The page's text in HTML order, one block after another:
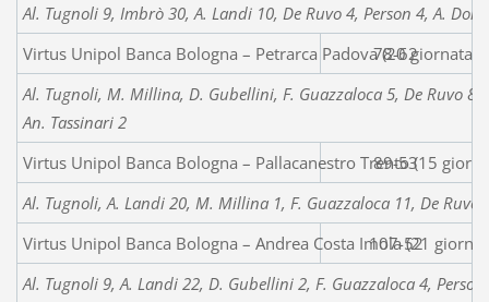
Al. Tugnoli 9, Imbrò 30, A. Landi 10, De Ruvo 4, Person 4, A.
Virtus Unipol Banca Bologna – Petrarca Padova (20 giornata
78-62
Al. Tugnoli, M. Millina, D. Gubellini, F. Guazzaloca 5, De Ruvo
An. Tassinari 2
Virtus Unipol Banca Bologna – Pallacanestro Trento (15
89-53
Al. Tugnoli, A. Landi 20, M. Millina 1, F. Guazzaloca 11, De
Virtus Unipol Banca Bologna – Andrea Costa Imola (21
107-52
Al. Tugnoli 9, A. Landi 22, D. Gubellini 2, F. Guazzaloca 4,